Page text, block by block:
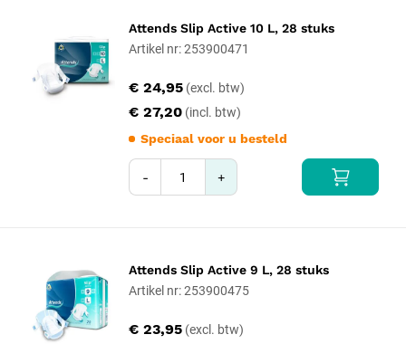
Attends Slip Active 10 L, 28 stuks
Artikel nr: 253900471
€ 27,20
€ 24,95
Speciaal voor u besteld
- +
Attends Slip Active 9 L, 28 stuks
Artikel nr: 253900475
€ 23,95